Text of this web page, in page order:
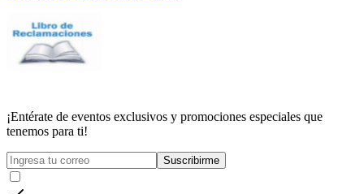
¡Entérate de eventos exclusivos y promociones especiales que
tenemos para ti!
Suscribirme